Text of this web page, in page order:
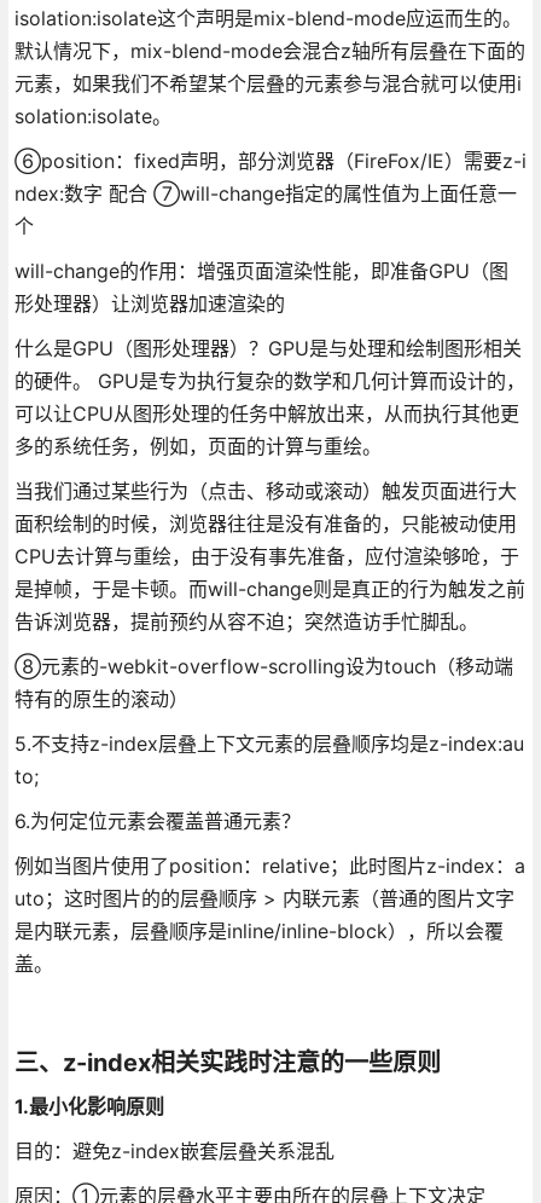
isolation:isolate这个声明是mix-blend-mode应运而生的。
默认情况下，mix-blend-mode会混合z轴所有层叠在下面的
元素，如果我们不希望某个层叠的元素参与混合就可以使用i
solation:isolate。
⑥position：fixed声明，部分浏览器（FireFox/IE）需要z-i
ndex:数字 配合 ⑦will-change指定的属性值为上面任意一
个
will-change的作用：增强页面渲染性能，即准备GPU（图
形处理器）让浏览器加速渲染的
什么是GPU（图形处理器）？GPU是与处理和绘制图形相关
的硬件。 GPU是专为执行复杂的数学和几何计算而设计的，
可以让CPU从图形处理的任务中解放出来，从而执行其他更
多的系统任务，例如，页面的计算与重绘。
当我们通过某些行为（点击、移动或滚动）触发页面进行大
面积绘制的时候，浏览器往往是没有准备的，只能被动使用
CPU去计算与重绘，由于没有事先准备，应付渲染够呛，于
是掉帧，于是卡顿。而will-change则是真正的行为触发之前
告诉浏览器，提前预约从容不迫；突然造访手忙脚乱。
⑧元素的-webkit-overflow-scrolling设为touch（移动端
特有的原生的滚动）
5.不支持z-index层叠上下文元素的层叠顺序均是z-index:au
to;
6.为何定位元素会覆盖普通元素？
例如当图片使用了position：relative；此时图片z-index：a
uto；这时图片的的层叠顺序 > 内联元素（普通的图片文字
是内联元素，层叠顺序是inline/inline-block），所以会覆
盖。
三、z-index相关实践时注意的一些原则
1.最小化影响原则
目的：避免z-index嵌套层叠关系混乱
原因：①元素的层叠水平主要由所在的层叠上下文决定